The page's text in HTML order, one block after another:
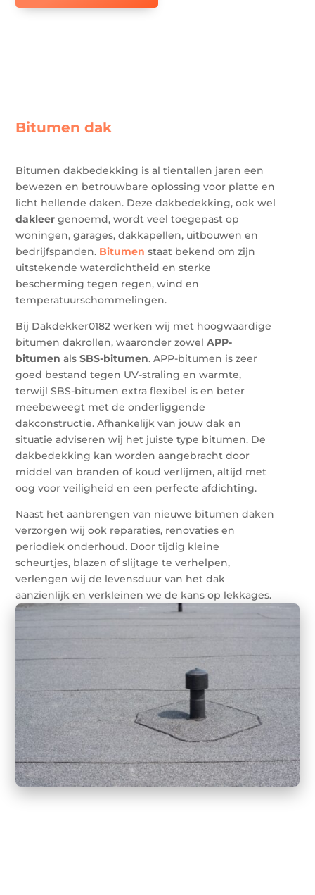
Bitumen dak
Bitumen dakbedekking is al tientallen jaren een
bewezen en betrouwbare oplossing voor platte en
licht hellende daken. Deze dakbedekking, ook wel
dakleer genoemd, wordt veel toegepast op
woningen, garages, dakkapellen, uitbouwen en
bedrijfspanden. Bitumen staat bekend om zijn
uitstekende waterdichtheid en sterke
bescherming tegen regen, wind en
temperatuurschommelingen.
Bij Dakdekker0182 werken wij met hoogwaardige
bitumen dakrollen, waaronder zowelAPP-
bitumen alsSBS-bitumen. APP-bitumen is zeer
goed bestand tegen UV-straling en warmte,
terwijl SBS-bitumen extra flexibel is en beter
meebeweegt met de onderliggende
dakconstructie. Afhankelijk van jouw dak en
situatie adviseren wij het juiste type bitumen. De
dakbedekking kan worden aangebracht door
middel van branden of koud verlijmen, altijd met
oog voor veiligheid en een perfecte afdichting.
Naast het aanbrengen van nieuwe bitumen daken
verzorgen wij ook reparaties, renovaties en
periodiek onderhoud. Door tijdig kleine
scheurtjes, blazen of slijtage te verhelpen,
verlengen wij de levensduur van het dak
aanzienlijk en verkleinen we de kans op lekkages.